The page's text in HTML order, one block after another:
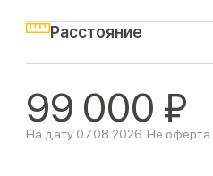
Расстояние
99 000 ₽
На дату 07.08.2026. Не оферта